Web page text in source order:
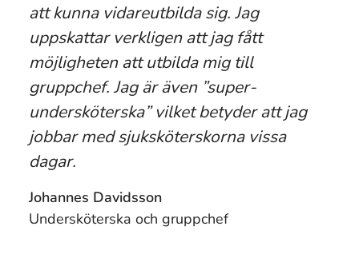
att kunna vidareutbilda sig. Jag
uppskattar verkligen att jag fått
möjligheten att utbilda mig till
gruppchef. Jag är även ”super-
undersköterska” vilket betyder att jag
jobbar med sjuksköterskorna vissa
dagar.
Johannes Davidsson
Undersköterska och gruppchef